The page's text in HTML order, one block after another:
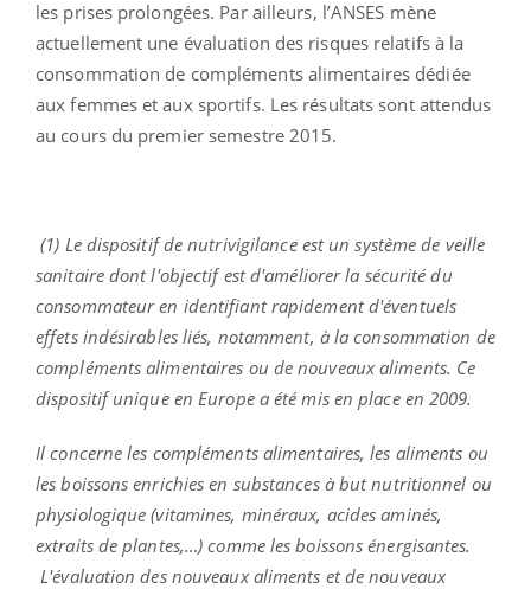
les prises prolongées. Par ailleurs, l’ANSES mène
actuellement une évaluation des risques relatifs à la
consommation de compléments alimentaires dédiée
aux femmes et aux sportifs. Les résultats sont attendus
au cours du premier semestre 2015.
(1) Le dispositif de nutrivigilance est un système de veille
sanitaire dont l'objectif est d'améliorer la sécurité du
consommateur en identifiant rapidement d'éventuels
effets indésirables liés, notamment, à la consommation de
compléments alimentaires ou de nouveaux aliments. Ce
dispositif unique en Europe a été mis en place en 2009.
Il concerne les compléments alimentaires, les aliments ou
les boissons enrichies en substances à but nutritionnel ou
physiologique (vitamines, minéraux, acides aminés,
extraits de plantes,…) comme les boissons énergisantes.
L'évaluation des nouveaux aliments et de nouveaux